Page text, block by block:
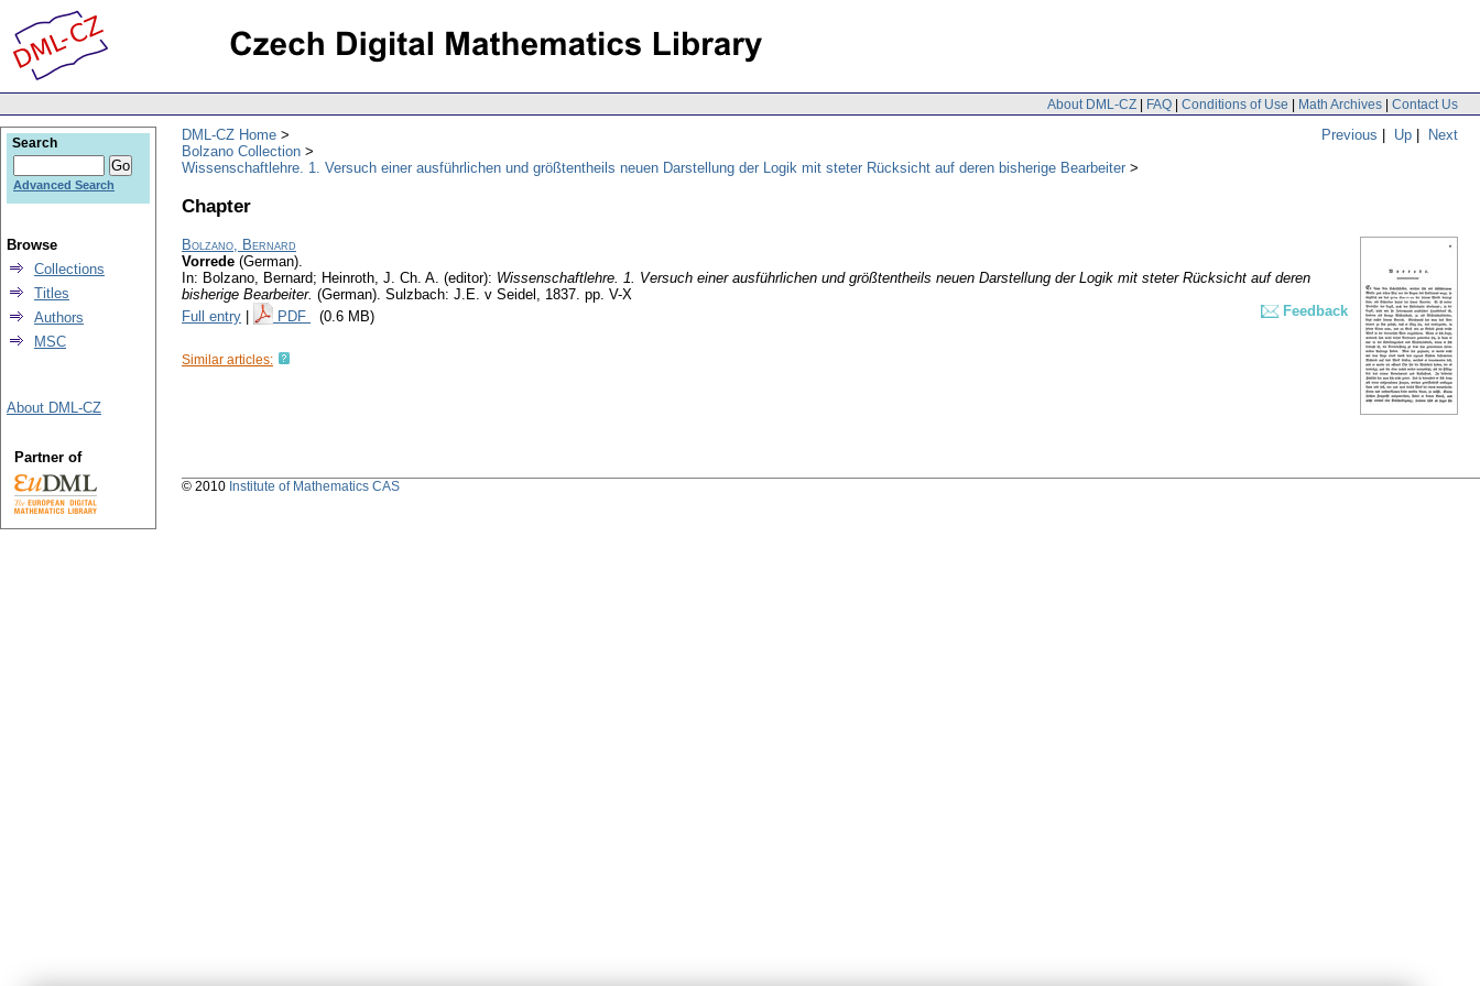
About DML-CZ | FAQ | Conditions of Use | Math Archives | Contact Us
Previous | Up | Next
DML-CZ Home
Bolzano Collection
Wissenschaftlehre. 1. Versuch einer ausführlichen und größtentheils neuen Darstellung der Logik mit steter Rücksicht auf deren bisherige Bearbeiter
Chapter
Bolzano, Bernard
Vorrede (German).
In: Bolzano, Bernard; Heinroth, J. Ch. A. (editor): Wissenschaftlehre. 1. Versuch einer ausführlichen und größtentheils neuen Darstellung der Logik mit steter Rücksicht auf deren
bisherige Bearbeiter. (German). Sulzbach: J.E. v Seidel, 1837. pp. V-X
Full entry
PDF (0.6 MB) Feedback
Similar articles:
Search
Advanced Search
Browse
Collections
Titles
Authors
MSC
About DML-CZ
Partner of
© 2010 Institute of Mathematics CAS